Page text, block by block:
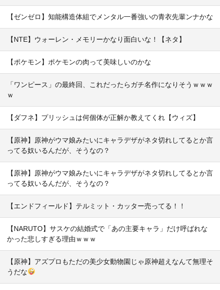
【ゼンゼロ】知能構造体組でメンタル一番強いの青衣先輩ンナかな
【NTE】ウォーレン・メモリーかなり面白いな！【ネタ】
【ポケモン】ポケモンの肉って美味しいのかな
「ワンピース」の最終回、これだったらガチ名作になりそうｗｗｗ
ｗ
【ダフネ】プリッシュは何個体が正解か教えてくれ【ウィズ】
【原神】原神がウマ娘みたいにキャラデザがネタ切れしてるとか言
ってる奴いるんだが、そうなの？
【原神】原神がウマ娘みたいにキャラデザがネタ切れしてるとか言
ってる奴いるんだが、そうなの？
【エンドフィールド】テルミット・カッター売ってる！！
【NARUTO】サスケの結婚式で「あの主要キャラ」だけ呼ばれな
かった悲しすぎる理由ｗｗｗ
【原神】アズプロもただの美少女動物園じゃ原神超えなんて無理そ
うだな